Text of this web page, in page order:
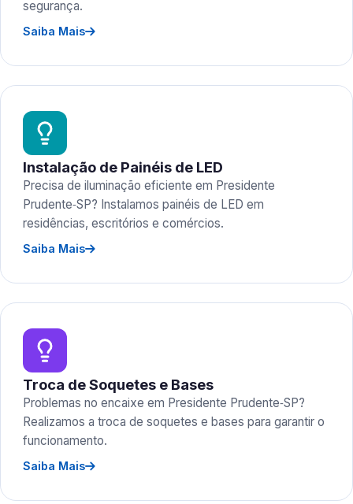
segurança.
Saiba Mais
Instalação de Painéis de LED
Precisa de iluminação eficiente em Presidente
Prudente‑SP? Instalamos painéis de LED em
residências, escritórios e comércios.
Saiba Mais
Troca de Soquetes e Bases
Problemas no encaixe em Presidente Prudente‑SP?
Realizamos a troca de soquetes e bases para garantir o
funcionamento.
Saiba Mais